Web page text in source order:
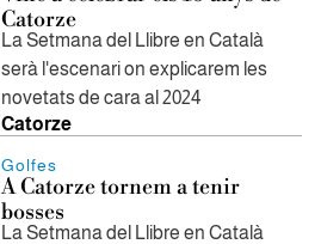
Catorze
La Setmana del Llibre en Català
serà l'escenari on explicarem les
novetats de cara al 2024
Catorze
Golfes
A Catorze tornem a tenir
bosses
La Setmana del Llibre en Català